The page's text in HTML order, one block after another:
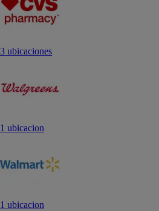
3 ubicaciones
1 ubicacion
1 ubicacion